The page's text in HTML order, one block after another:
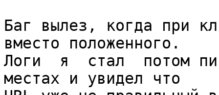
Баг вылез, когда при
вместо положенного.
Логи  я  стал  потом
местах и увидел что